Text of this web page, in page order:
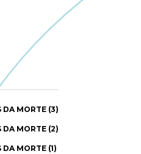
DA MORTE (3)
DA MORTE (2)
MORTE (1)